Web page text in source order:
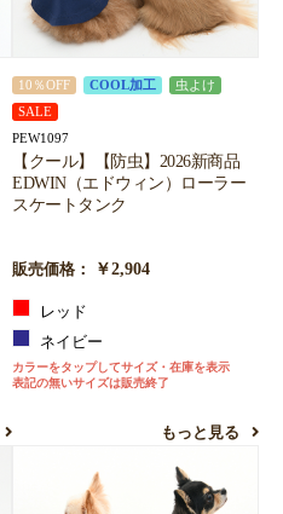
10％OFF COOL加工
虫よけ
SALE
PEW1097
【クール】【防虫】2026新商品
EDWIN（エドウィン）ローラー
スケートタンク
販売価格： ￥2,904
レッド
ネイビー
カラーをタップしてサイズ・在庫を表示
表記の無いサイズは販売終了
もっと見る